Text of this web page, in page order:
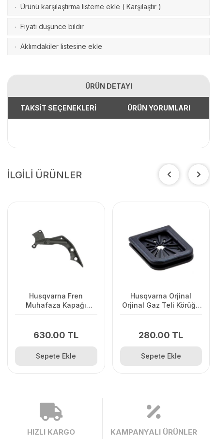
· Ürünü karşılaştırma listeme ekle ( Karşılaştır )
· Fiyatı düşünce bildir
· Aklımdakiler listesine ekle
ÜRÜN DETAYI
TAKSİT SEÇENEKLERİ ÜRÜN YORUMLARI
İLGİLİ ÜRÜNLER
Husqvarna Fren
Muhafaza Kapağı
630.00 TL
Sepete Ekle
Husqvarna Orjinal
Orjinal Gaz Teli Körüğü
280.00 TL
Sepete Ekle
HIZLI KARGO KAMPANYALI ÜRÜNLER